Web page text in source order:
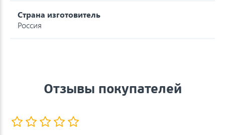
Страна изготовитель
Россия
Отзывы покупателей